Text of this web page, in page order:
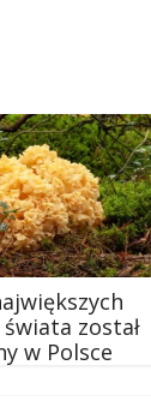
został
w Polsce